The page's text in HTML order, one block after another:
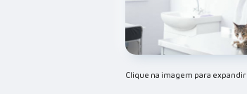
Clique na imagem para expandir